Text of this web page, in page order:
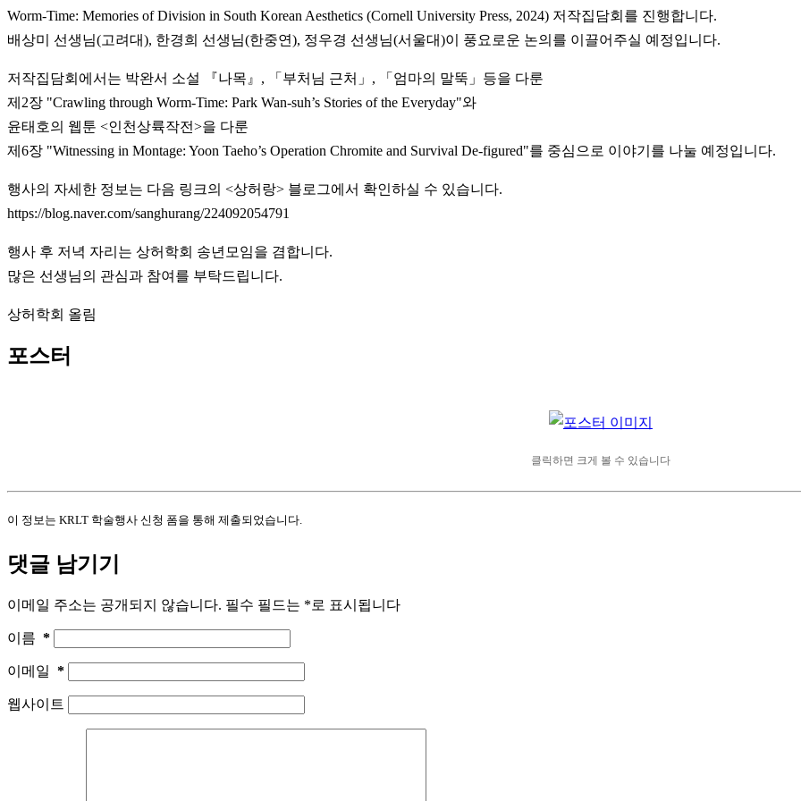
Worm-Time: Memories of Division in South Korean Aesthetics (Cornell University Press, 2024) 저작집담회를 진행합니다.
배상미 선생님(고려대), 한경희 선생님(한중연), 정우경 선생님(서울대)이 풍요로운 논의를 이끌어주실 예정입니다.
저작집담회에서는 박완서 소설 『나목』, 「부처님 근처」, 「엄마의 말뚝」등을 다룬
제2장 "Crawling through Worm-Time: Park Wan-suh’s Stories of the Everyday"와
윤태호의 웹툰 <인천상륙작전>을 다룬
제6장 "Witnessing in Montage: Yoon Taeho’s Operation Chromite and Survival De-figured"를 중심으로 이야기를 나눌 예정입니다.
행사의 자세한 정보는 다음 링크의 <상허랑> 블로그에서 확인하실 수 있습니다.
https://blog.naver.com/sanghurang/224092054791
행사 후 저녁 자리는 상허학회 송년모임을 겸합니다.
많은 선생님의 관심과 참여를 부탁드립니다.
상허학회 올림
포스터
클릭하면 크게 볼 수 있습니다
이 정보는 KRLT 학술행사 신청 폼을 통해 제출되었습니다.
댓글 남기기
이메일 주소는 공개되지 않습니다. 필수 필드는 *로 표시됩니다
이름 *
이메일 *
웹사이트